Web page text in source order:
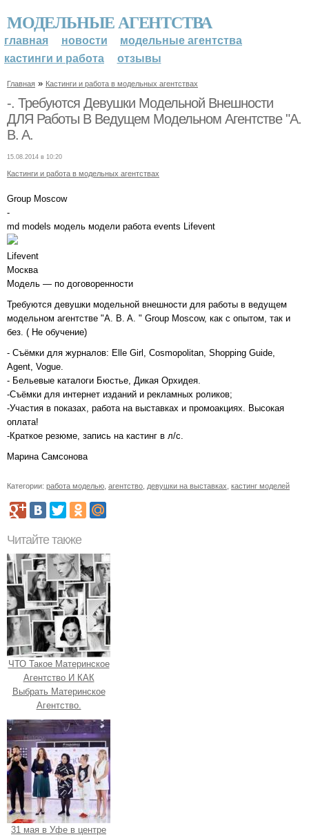
МОДЕЛЬНЫЕ АГЕНТСТВА
главная новости
модельные агентства
кастинги и работа
отзывы
Главная » Кастинги и работа в модельных агентствах
-. Требуются Девушки Модельной Внешности
ДЛЯ Работы В Ведущем Модельном Агентстве "A.
B. A.
15.08.2014 в 10:20
Кастинги и работа в модельных агентствах
Group Mosсow
-
md models модель модели работа events Lifevent
Lifevent
Москва
Модель — по договоренности
Требуются девушки модельной внешности для работы в ведущем
модельном агентстве "A. B. A. " Group Mosсow, как с опытом, так и
без. ( Не обучение)
- Съёмки для журналов: Elle Girl, Cosmopolitan, Shopping Guide,
Agent, Vogue.
- Бельевые каталоги Бюстье, Дикая Орхидея.
-Съёмки для интернет изданий и рекламных роликов;
-Участия в показах, работа на выставках и промоакциях. Высокая
оплата!
-Краткое резюме, запись на кастинг в л/с.
Марина Самсонова
Категории: работа моделью агентство девушки на выставках кастинг моделей
Читайте также
ЧТО Такое Материнское
Агентство И КАК
Выбрать Материнское
Агентство.
31 мая в Уфе в центре